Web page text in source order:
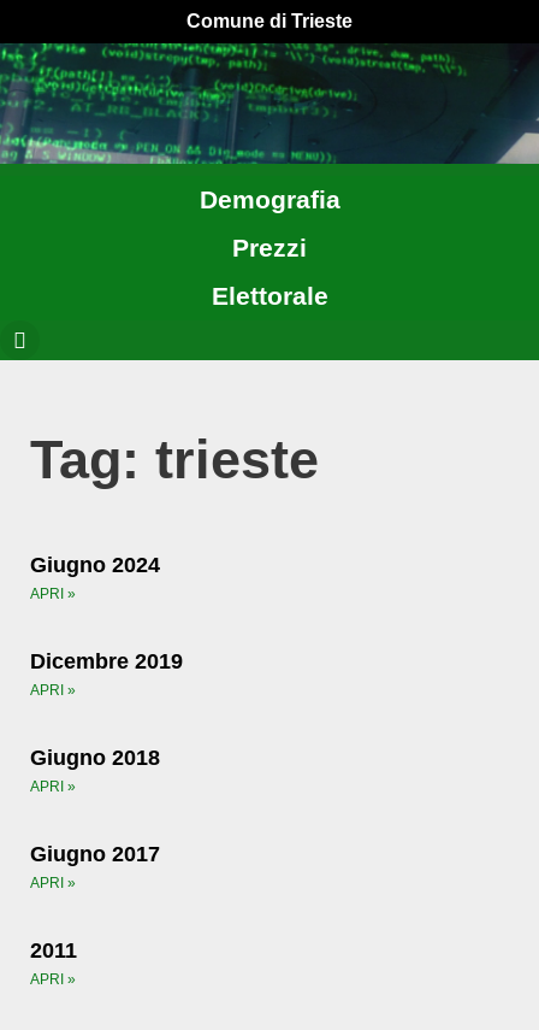
Comune di Trieste
Demografia
Prezzi
Elettorale
Tag: trieste
Giugno 2024
APRI »
Dicembre 2019
APRI »
Giugno 2018
APRI »
Giugno 2017
APRI »
2011
APRI »